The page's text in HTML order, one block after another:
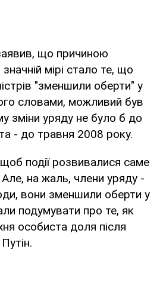
що причиною
мірі стало те, що
"зменшили оберти" у
словами, можливий був
зміни уряду не було б до
- до травня 2008 року.
щоб події розвивалися саме
на жаль, члени уряду -
вони зменшили оберти у
подумувати про те, як
особиста доля після